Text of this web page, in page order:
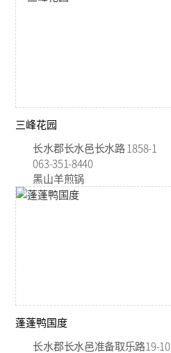
三峰花园
长水郡长水邑长水路 1858-1
063-351-8440
黑山羊煎锅
蓬蓬鸭国度
长水郡长水邑准备取乐路19-10